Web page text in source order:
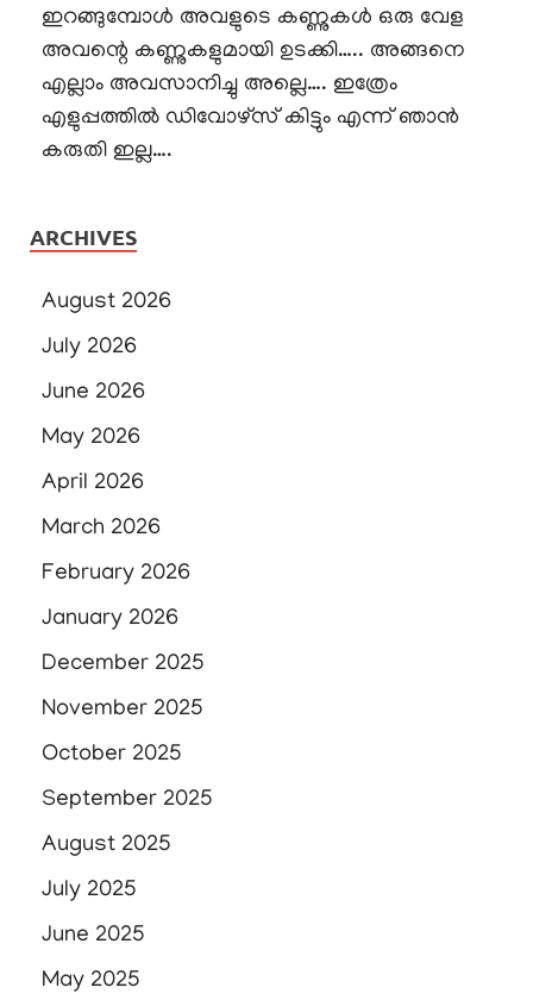
ഇറങ്ങുമ്പോൾ അവളുടെ കണ്ണുകൾ ഒരു വേള
അവന്റെ കണ്ണുകളുമായി ഉടക്കി….. അങ്ങനെ
എല്ലാം അവസാനിച്ചു അല്ലെ…. ഇത്രേം
എളുപ്പത്തിൽ ഡിവോഴ്സ് കിട്ടും എന്ന് ഞാൻ
കരുതി ഇല്ല….
ARCHIVES
August 2026
July 2026
June 2026
May 2026
April 2026
March 2026
February 2026
January 2026
December 2025
November 2025
October 2025
September 2025
August 2025
July 2025
June 2025
May 2025